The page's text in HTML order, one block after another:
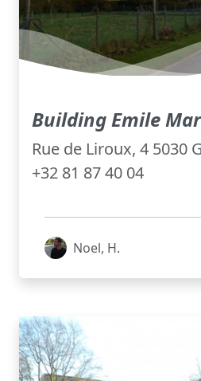
Building Emile
Rue de Liroux, 4 5030
+32 81 87 40 04
Noel, H.